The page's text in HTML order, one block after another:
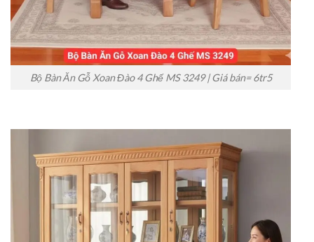
Bộ Bàn Ăn Gỗ Xoan Đào 4 Ghế MS 3249 | Giá bán= 6tr5